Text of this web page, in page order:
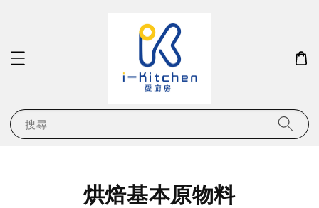
搜尋
烘焙基本原物料